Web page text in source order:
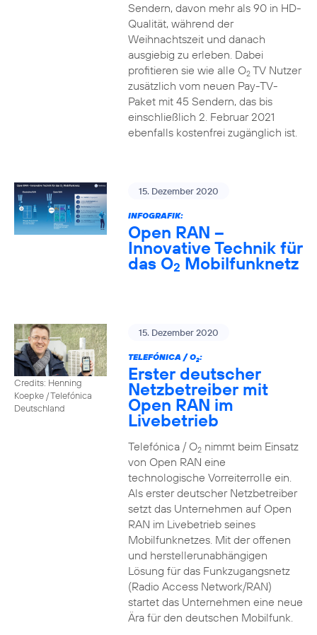
Sendern, davon mehr als 90 in HD-
Qualität, während der
Weihnachtszeit und danach
ausgiebig zu erleben. Dabei
profitieren sie wie alle O2TV Nutzer
zusätzlich vom neuen Pay-TV-
Paket mit 45 Sendern, das bis
einschließlich 2. Februar 2021
ebenfalls kostenfrei zugänglich ist.
15. Dezember 2020
INFOGRAFIK:
Open RAN –
Innovative Technik für
das O2 Mobilfunknetz
Credits: Henning
Koepke / Telefónica
Deutschland
15. Dezember 2020
TELEFÓNICA / O2:
Erster deutscher
Netzbetreiber mit
Open RAN im
Livebetrieb
Telefónica / O2nimmt beim Einsatz
von Open RAN eine
technologische Vorreiterrolle ein.
Als erster deutscher Netzbetreiber
setzt das Unternehmen auf Open
RAN im Livebetrieb seines
Mobilfunknetzes. Mit der offenen
und herstellerunabhängigen
Lösung für das Funkzugangsnetz
(Radio Access Network/RAN)
startet das Unternehmen eine neue
Ära für den deutschen Mobilfunk.